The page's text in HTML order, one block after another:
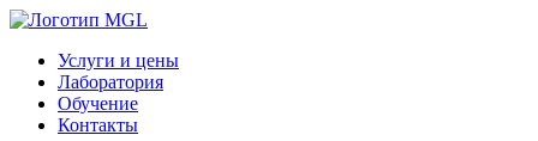
Услуги и цены
Лаборатория
Обучение
Контакты